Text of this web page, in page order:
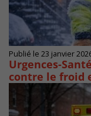
Publié le 23 janvier
Urgences-
contre le froid